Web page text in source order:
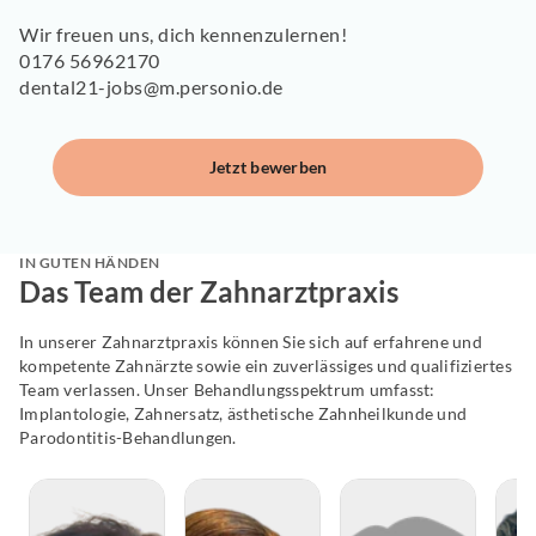
Wir freuen uns, dich kennenzulernen!
0176 56962170
dental21-jobs@m.personio.de
Jetzt bewerben
IN GUTEN HÄNDEN
Das Team der Zahnarztpraxis
In unserer Zahnarztpraxis können Sie sich auf erfahrene und
kompetente Zahnärzte sowie ein zuverlässiges und qualifiziertes
Team verlassen. Unser Behandlungsspektrum umfasst:
Implantologie, Zahnersatz, ästhetische Zahnheilkunde und
Parodontitis-Behandlungen.